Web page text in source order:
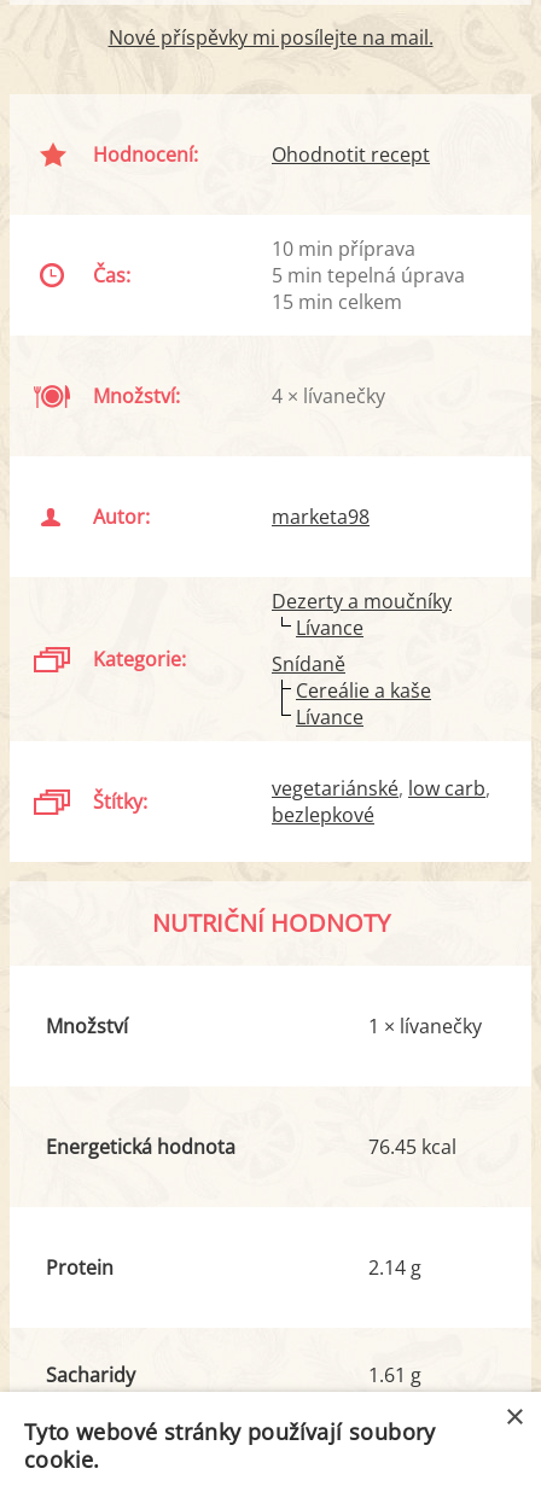
Nové příspěvky mi posílejte na mail.
Hodnocení: Ohodnotit recept
Čas:
10 min příprava
5 min tepelná úprava
15 min celkem
Množství: 4 × lívanečky
Autor: marketa98
Kategorie:
Dezerty a moučníky
Lívance
Snídaně
Cereálie a kaše
Lívance
Štítky: vegetariánské low carb
bezlepkové
NUTRIČNÍ HODNOTY
Množství 1 × lívanečky
Energetická hodnota 76.45 kcal
Protein 2.14 g
Sacharidy
1.61 g
×
Tyto webové stránky používají soubory
cookie.